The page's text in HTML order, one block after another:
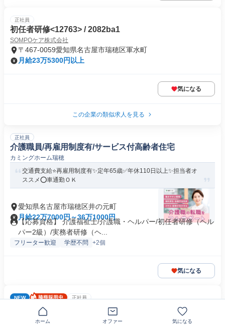
正社員
初任者研修<12763> / 2082ba1
SOMPOケア株式会社
〒467-0059愛知県名古屋市瑞穂区軍水町
月給23万5300円以上
気になる
この企業の類似求人を見る
正社員
介護職員/再雇用制度有/サービス付高齢者住宅
カミングホーム瑞穂
交通費支給⭐️再雇用制度有✨定年65歳✅️年休110日以上✨担当者オ
ススメ⭕️車通勤ＯＫ
愛知県名古屋市瑞穂区井の元町
月給22万7000円～36万1000円
【応募資格】 介護福祉士/介護職・ヘルパー/初任者研修（ヘル
パー2級）/実務者研修（ヘ...
フリーター歓迎 学歴不問 +2個
気になる
NEW 正社員
介護スタッフ(正社員)※無資格
株式会社キート
ホーム オファー 気になる